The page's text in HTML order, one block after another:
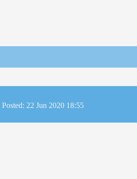
Posted: 22 Jun 2020 18:55